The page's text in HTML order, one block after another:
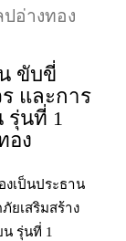
อ่างทอง
ขับขี่
และการ
รุ่นที่ 1
อง
เป็นประธาน
ยเสริมสร้าง
รุ่นที่ 1